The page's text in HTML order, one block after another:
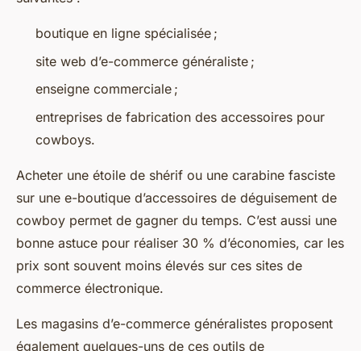
boutique en ligne spécialisée ;
site web d’e-commerce généraliste ;
enseigne commerciale ;
entreprises de fabrication des accessoires pour
cowboys.
Acheter une étoile de shérif ou une carabine fasciste
sur une e-boutique d’accessoires de déguisement de
cowboy permet de gagner du temps. C’est aussi une
bonne astuce pour réaliser 30 % d’économies, car les
prix sont souvent moins élevés sur ces sites de
commerce électronique.
Les magasins d’e-commerce généralistes proposent
également quelques-uns de ces outils de